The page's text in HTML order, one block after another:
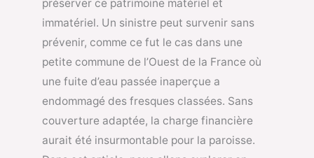
préserver ce patrimoine matériel et
immatériel. Un sinistre peut survenir sans
prévenir, comme ce fut le cas dans une
petite commune de l’Ouest de la France où
une fuite d’eau passée inaperçue a
endommagé des fresques classées. Sans
couverture adaptée, la charge financière
aurait été insurmontable pour la paroisse.